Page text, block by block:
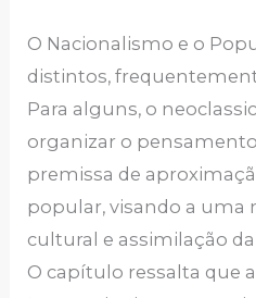
O Nacionalismo e o
distintos,
Para alguns, o
organizar o
premissa de
popular, visando a uma
cultural e assimilação
O capítulo ressalta que